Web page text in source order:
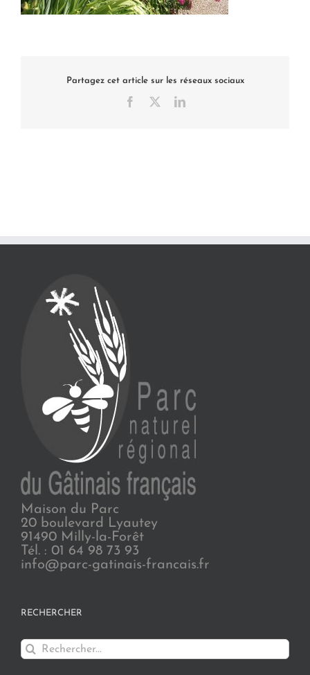
Partagez cet article sur les réseaux sociaux
Facebook LinkedIn
Maison du Parc
20 boulevard Lyautey
91490 Milly-la-Forêt
Tél. : 01 64 98 73 93
info@parc-gatinais-francais.fr
RECHERCHER
Rechercher: